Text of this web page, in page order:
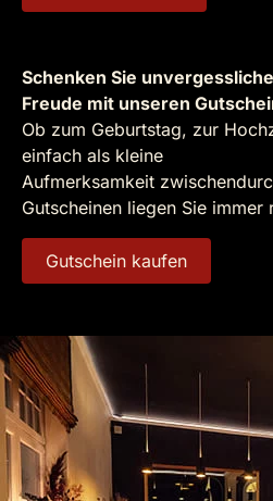
Schenken Sie
Freude mit unseren
Ob zum Geburtstag, zur
einfach als kleine
Aufmerksamkeit
Gutscheinen liegen Sie immer
Gutschein kaufen